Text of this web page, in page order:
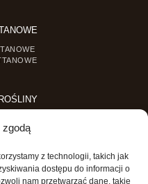
zgodą
z technologii, takich jak
dostępu do informacji o
nam przetwarzać dane, takie
DONICZKOWE